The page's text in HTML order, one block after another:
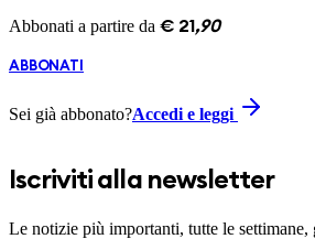
Abbonati a partire da € 21 ,90
ABBONATI
Sei già abbonato?Accedi e leggi
Iscriviti alla newsletter
Le notizie più importanti, tutte le settimane,